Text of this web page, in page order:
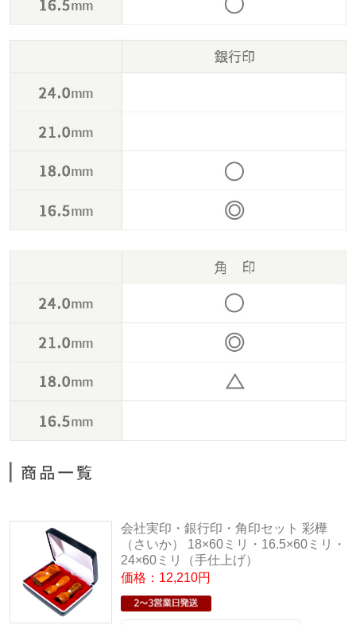
会社実印・銀行印・角印セット 彩樺
（さいか） 18×60ミリ・16.5×60ミリ・
24×60ミリ（手仕上げ）
価格：12,210円